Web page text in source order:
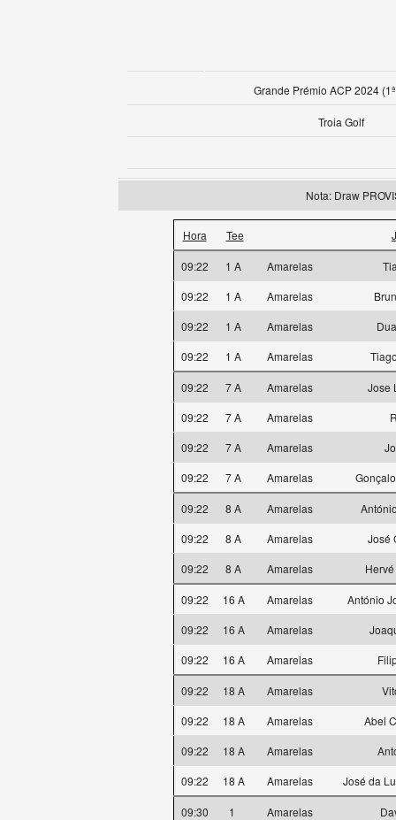
Grande Prémio ACP 2024
Troia Golf
Nota: Draw
Hora Tee
09:22 1 A Amarelas
09:22
1 A Amarelas
09:22
1 A Amarelas
09:22
1 A Amarelas
09:22 7 A Amarelas
Jose
09:22
7 A Amarelas
09:22
7 A Amarelas
09:22
7 A Amarelas
09:22 8 A Amarelas
09:22
8 A Amarelas
José
09:22
8 A Amarelas
09:22 16 A Amarelas
António
09:22
16 A Amarelas
09:22
16 A Amarelas
09:22 18 A Amarelas
09:22
18 A Amarelas
Abel
09:22
18 A Amarelas
09:22
18 A Amarelas José da
09:30 1 Amarelas